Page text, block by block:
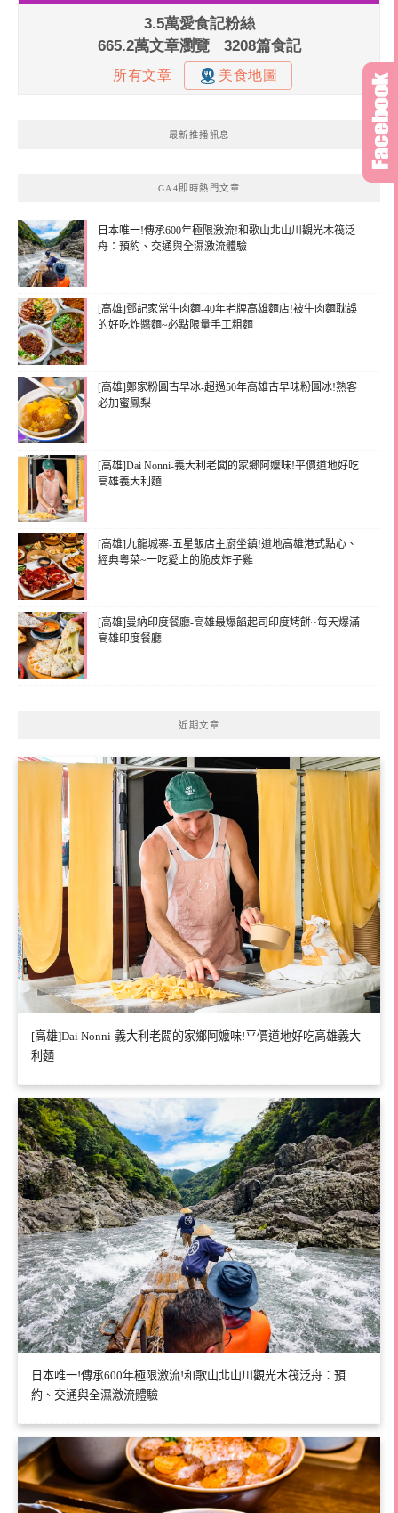
最新推播訊息
GA4即時熱門文章
日本唯一!傳承600年極限激流!和歌山北山川觀光木筏泛
舟：預約、交通與全濕激流體驗
[高雄]鄧記家常牛肉麵-40年老牌高雄麵店!被牛肉麵耽誤
的好吃炸醬麵~必點限量手工粗麵
[高雄]鄭家粉圓古早冰-超過50年高雄古早味粉圓冰!熟客
必加蜜鳳梨
[高雄]Dai Nonni-義大利老闆的家鄉阿嬤味!平價道地好吃
高雄義大利麵
[高雄]九龍城寨-五星飯店主廚坐鎮!道地高雄港式點心、
經典粵菜~一吃愛上的脆皮炸子雞
[高雄]曼納印度餐廳-高雄最爆餡起司印度烤餅~每天爆滿
高雄印度餐廳
近期文章
[高雄]Dai Nonni-義大利老闆的家鄉阿嬤味!平價道地好吃高雄義大
利麵
日本唯一!傳承600年極限激流!和歌山北山川觀光木筏泛舟：預
約、交通與全濕激流體驗